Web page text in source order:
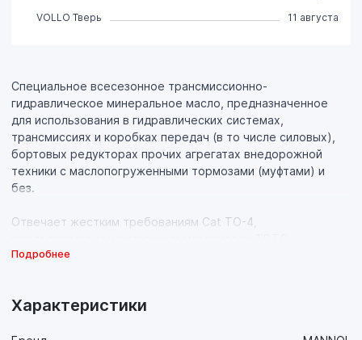
Специальное всесезонное трансмиссионно-
гидравлическое минеральное масло, предназначенное
для использования в гидравлических системах,
трансмиссиях и коробках передач (в то числе силовых),
бортовых редукторах прочих агрегатах внедорожной
техники с маслопогруженными тормозами (муфтами) и
без.
Отвечает жестким требованиям Cat TO-4,
(Transmission/Drive Train Oil) компанией Caterpillar.
предъявляемый к гидравлическим жидкостям и
Подробнее
Характеристики
VOLLO Тверь
11 августа